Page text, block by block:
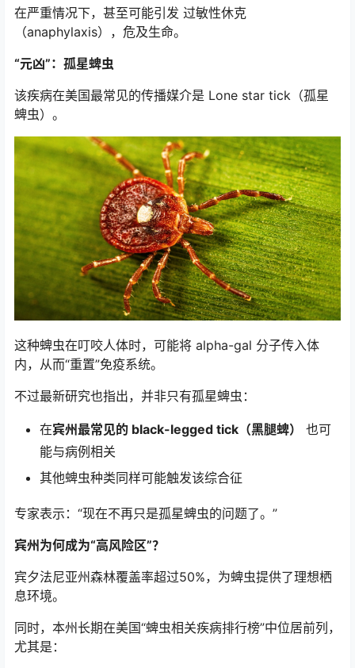
在严重情况下，甚至可能引发 过敏性休克
（anaphylaxis），危及生命。
“元凶”：孤星蜱虫
该疾病在美国最常见的传播媒介是 Lone star tick（孤星
蜱虫）。
这种蜱虫在叮咬人体时，可能将 alpha-gal 分子传入体
内，从而“重置”免疫系统。
不过最新研究也指出，并非只有孤星蜱虫：
在宾州最常见的 black-legged tick（黑腿蜱）
也可
能与病例相关
其他蜱虫种类同样可能触发该综合征
专家表示：“现在不再只是孤星蜱虫的问题了。”
宾州为何成为“高风险区”？
宾夕法尼亚州森林覆盖率超过50%，为蜱虫提供了理想栖
息环境。
同时，本州长期在美国“蜱虫相关疾病排行榜”中位居前列，
尤其是：